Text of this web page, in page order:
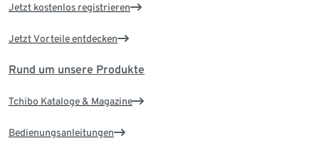
Jetzt kostenlos registrieren
Jetzt Vorteile entdecken
Rund um unsere Produkte
Tchibo Kataloge & Magazine
Bedienungsanleitungen